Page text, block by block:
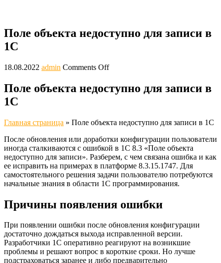
Поле объекта недоступно для записи в
1С
18.08.2022 admin Comments Off
Поле объекта недоступно для записи в
1С
Главная страница » Поле объекта недоступно для записи в 1С
После обновления или доработки конфигурации пользователи
иногда сталкиваются с ошибкой в 1С 8.3 «Поле объекта
недоступно для записи». Разберем, с чем связана ошибка и как
ее исправить на примерах в платформе 8.3.15.1747. Для
самостоятельного решения задачи пользователю потребуются
начальные знания в области 1С программирования.
Причины появления ошибки
При появлении ошибки после обновления конфигурации
достаточно дождаться выхода исправленной версии.
Разработчики 1С оперативно реагируют на возникшие
проблемы и решают вопрос в короткие сроки. Но лучше
подстраховаться заранее и либо предварительно